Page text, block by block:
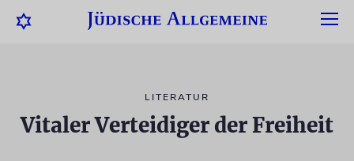
LITERATUR
Vitaler Verteidiger der Freiheit